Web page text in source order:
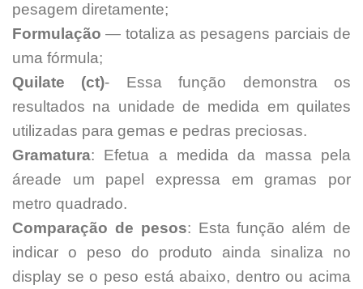
pesagem diretamente;
Formulação— totaliza as pesagens parciais de
uma fórmula;
Quilate (ct)- Essa função demonstra os
resultados na unidade de medida em quilates
utilizadas para gemas e pedras preciosas.
Gramatura: Efetua a medida da massa pela
áreade um papel expressa em gramas por
metro quadrado.
Comparação de pesos: Esta função além de
indicar o peso do produto ainda sinaliza no
display se o peso está abaixo, dentro ou acima